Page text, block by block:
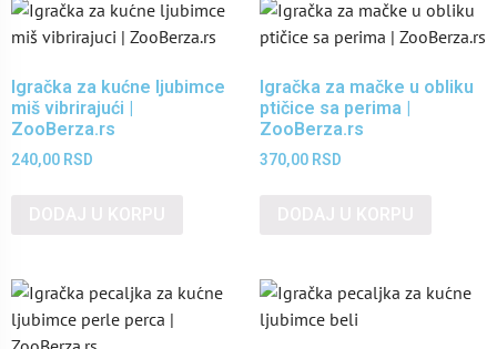
Igračka za kućne ljubimce
miš vibrirajući |
ZooBerza.rs
240,00 RSD
Igračka za mačke u obliku
ptičice sa perima |
ZooBerza.rs
370,00 RSD